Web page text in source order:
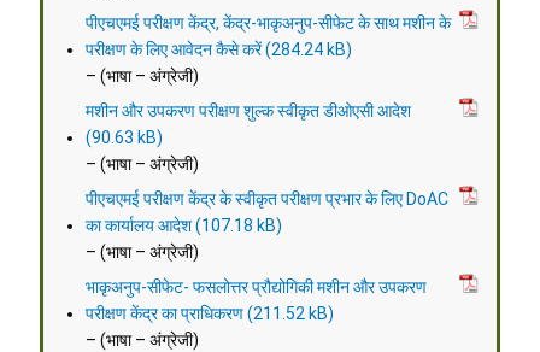
पीएचएमई परीक्षण केंद्र, केंद्र-भाकृअनुप-सीफेट के साथ मशीन के
परीक्षण के लिए आवेदन कैसे करें
– (भाषा – अंग्रेजी)
मशीन और उपकरण परीक्षण शुल्क स्वीकृत डीओएसी आदेश
– (भाषा – अंग्रेजी)
पीएचएमई परीक्षण केंद्र के स्वीकृत परीक्षण प्रभार के लिए DoAC
का कार्यालय आदेश
– (भाषा – अंग्रेजी)
भाकृअनुप-सीफेट- फसलोत्तर प्रौद्योगिकी मशीन और उपकरण
परीक्षण केंद्र का प्राधिकरण
– (भाषा – अंग्रेजी)